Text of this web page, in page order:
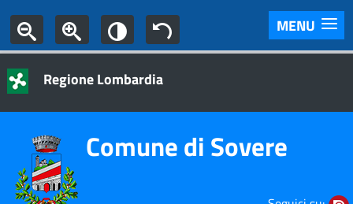
MENU
Regione Lombardia
Comune di Sovere